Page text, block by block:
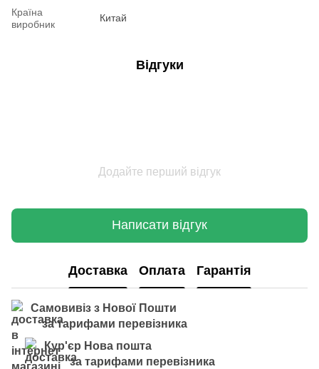
Країна
виробник
Китай
Відгуки
Додайте перший відгук
Написати відгук
Доставка Оплата Гарантія
Самовивіз з Нової Пошти
за тарифами перевізника
Кур'єр Нова пошта
за тарифами перевізника